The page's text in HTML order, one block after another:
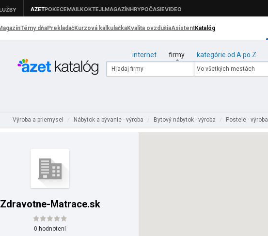
internet firmy kategórie od A po Z
Výroba a priemysel / Nábytok a bývanie - výroba / Bytový nábytok - výroba / Postele - výroba
Zdravotne-Matrace.sk
0 hodnotení